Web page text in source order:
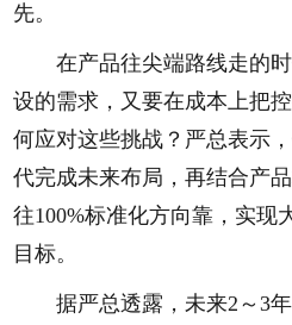
先。
在产品往尖端路线走的时
设的需求，又要在成本上把
何应对这些挑战？严总表示
代完成未来布局，再结合产
往100%标准化方向靠，实现
目标。
据严总透露，未来2～3年